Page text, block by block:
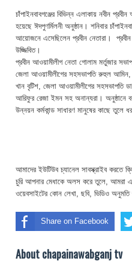
চাঁপাইনবাবগঞ্জের বিভিন্ন এলাকায় নবীন
হয়েছে ঈদপুণর্মিলনী অনুষ্ঠান। শনিবার
আয়োজনে এসেছিলেন প্রবীন নেতারা। প্রবীন
উজ্জিবিত।
প্রবীন আওয়ামীলীগ নেতা গোলাম মর্তুজার
জেলা আওয়ামীলীগের সহসভাপতি রুহুল
খান বৃটিশ, জেলা আওয়ামীলীগের সহসভাপতি
আরিফুর রেজা ইমন সহ অনান্যরা। অনুষ্ঠানে
উন্নয়ন কর্মকান্ড সাধারণ মানুষের কাছে তুলে
আমাদের ইউটিউব চ্যানেল সাবস্ক্রাইব
চুরি আপনার মেধাকে অলস করে তুলে, আমরা এ
ওয়েবসাইটের কোন লেখা, ছবি, ভিডিও অনুমতি
Share on Facebook
About chapainawabganj tv